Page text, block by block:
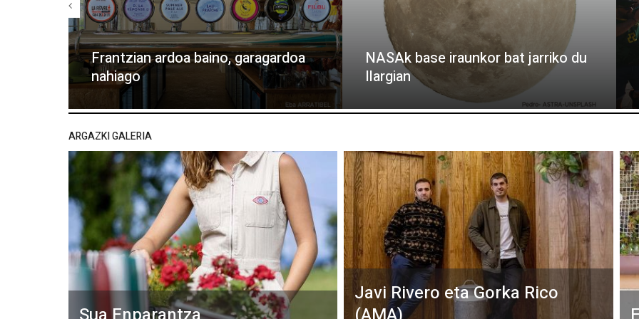
Frantzian ardoa baino, garagardoa
nahiago
NASAk base iraunkor bat jarriko du
Ilargian
ARGAZKI GALERIA
Javi Rivero eta Gorka Rico